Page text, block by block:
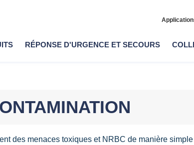
RÉPONSE D'URGENCE ET SECOURS
des menaces toxiques et NRBC de manière